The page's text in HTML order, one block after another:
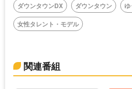
ダウンタウンDX ダウンタウン
女性タレント・モデル
関連番組